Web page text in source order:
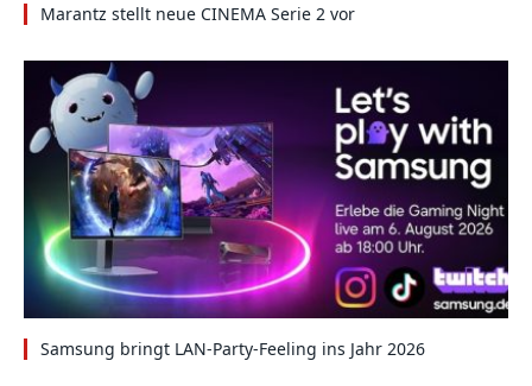
Marantz stellt neue CINEMA Serie 2 vor
Samsung bringt LAN-Party-Feeling ins Jahr 2026